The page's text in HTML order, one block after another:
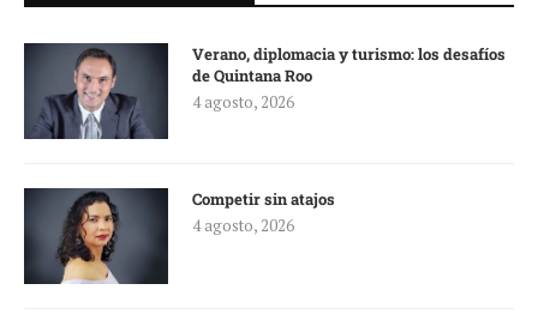
Verano, diplomacia y turismo: los desafíos
de Quintana Roo
4 agosto, 2026
Competir sin atajos
4 agosto, 2026